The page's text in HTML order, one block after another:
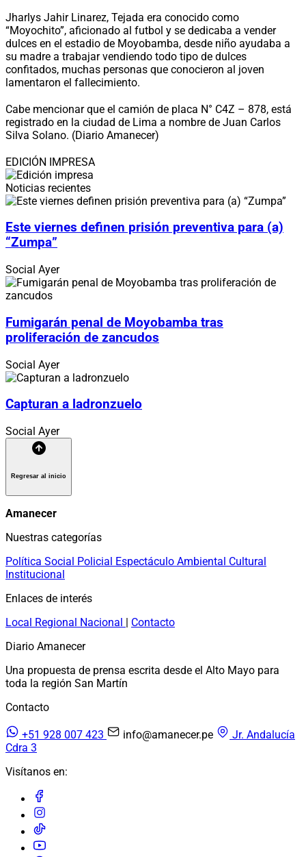
Jharlys Jahir Linarez, Tejada era conocido como
“Moyochito”, aficionado al futbol y se dedicaba a vender
dulces en el estadio de Moyobamba, desde niño ayudaba a
su madre a trabajar vendiendo todo tipo de dulces
confitados, muchas personas que conocieron al joven
lamentaron el fallecimiento.
Cabe mencionar que el camión de placa N° C4Z – 878, está
registrado en la ciudad de Lima a nombre de Juan Carlos
Silva Solano. (Diario Amanecer)
EDICIÓN IMPRESA
Noticias recientes
Este viernes definen prisión preventiva para (a)
“Zumpa”
Social Ayer
Fumigarán penal de Moyobamba tras
proliferación de zancudos
Social Ayer
Capturan a ladronzuelo
Social Ayer
Regresar al inicio
Amanecer
Nuestras categorías
Política Social Policial Espectáculo Ambiental Cultural
Institucional
Enlaces de interés
Local Regional Nacional | Contacto
Diario Amanecer
Una propuesta de prensa escrita desde el Alto Mayo para
toda la región San Martín
Contacto
+51 928 007 423 info@amanecer.pe
Jr. Andalucía
Cdra 3
Visítanos en: